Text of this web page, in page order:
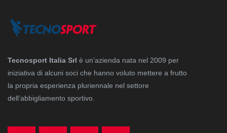
Tecnosport Italia Srl è un’azienda nata nel 2009 per
iniziativa di alcuni soci che hanno voluto mettere a frutto
la propria esperienza pluriennale nel settore
dell’abbigliamento sportivo.